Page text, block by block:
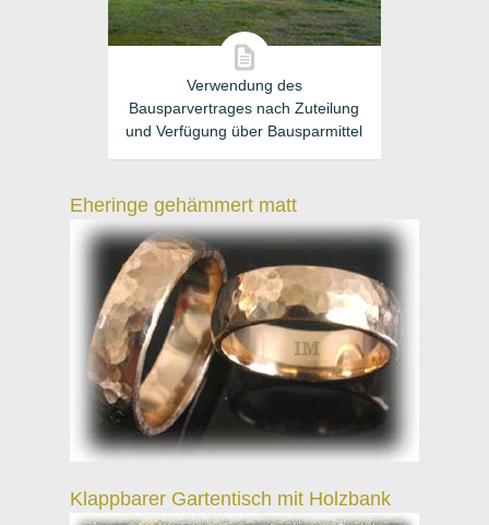
Verwendung des
Bausparvertrages nach Zuteilung
und Verfügung über Bausparmittel
Eheringe gehämmert matt
Klappbarer Gartentisch mit Holzbank